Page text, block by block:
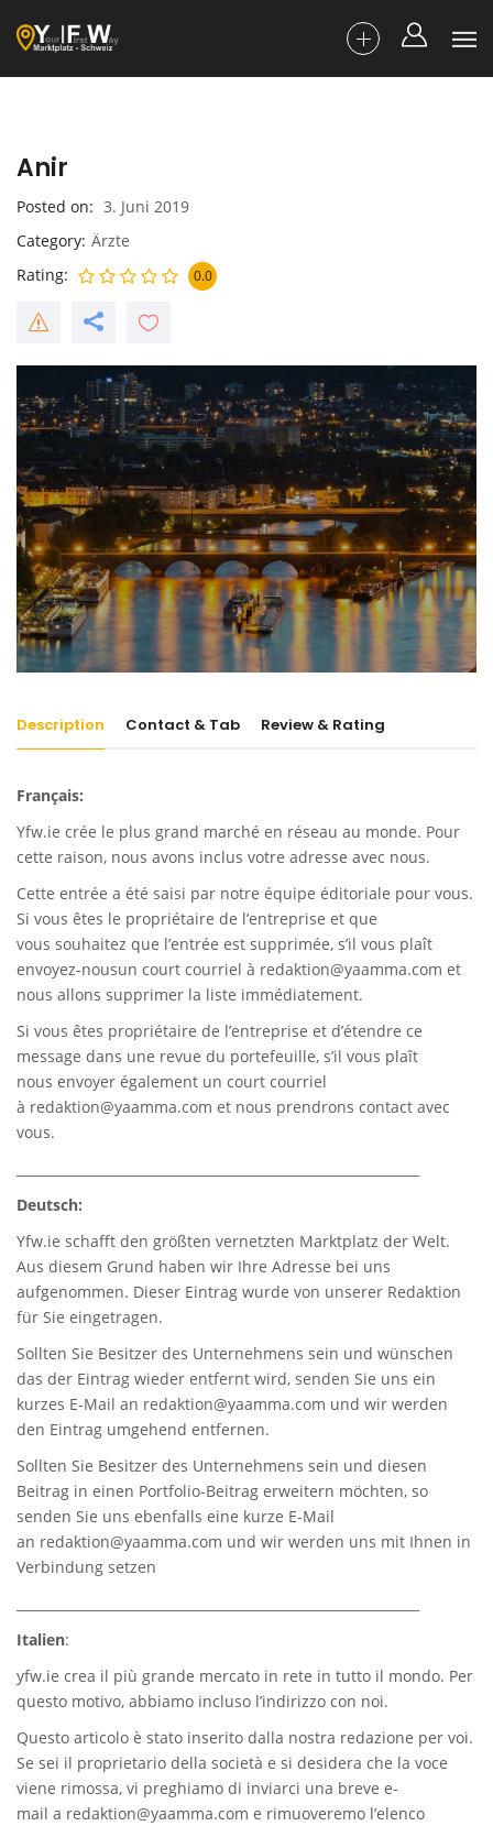
Anir
Posted on
3. Juni 2019
Category Ärzte
Rating
0.0
Description Contact & Tab Review & Rating
Français:
Yfw.ie crée le plus grand marché en réseau au monde. Pour
cette raison, nous avons inclus votre adresse avec nous.
Cette entrée a été saisi par notre équipe éditoriale pour vous.
Si vous êtes le propriétaire de l’entreprise et que
vous souhaitez que l’entrée est supprimée, s’il vous plaît
envoyez-nousun court courriel à redaktion@yaamma.com et
nous allons supprimer la liste immédiatement.
Si vous êtes propriétaire de l’entreprise et d’étendre ce
message dans une revue du portefeuille, s’il vous plaît
nous envoyer également un court courriel
à redaktion@yaamma.com et nous prendrons contact avec
vous.
Deutsch:
Yfw.ie schafft den größten vernetzten Marktplatz der Welt.
Aus diesem Grund haben wir Ihre Adresse bei uns
aufgenommen. Dieser Eintrag wurde von unserer Redaktion
für Sie eingetragen.
Sollten Sie Besitzer des Unternehmens sein und wünschen
das der Eintrag wieder entfernt wird, senden Sie uns ein
kurzes E-Mail an redaktion@yaamma.com und wir werden
den Eintrag umgehend entfernen.
Sollten Sie Besitzer des Unternehmens sein und diesen
Beitrag in einen Portfolio-Beitrag erweitern möchten, so
senden Sie uns ebenfalls eine kurze E-Mail
an redaktion@yaamma.com und wir werden uns mit Ihnen in
Verbindung setzen
Italien:
yfw.ie crea il più grande mercato in rete in tutto il mondo. Per
questo motivo, abbiamo incluso l’indirizzo con noi.
Questo articolo è stato inserito dalla nostra redazione per voi.
Se sei il proprietario della società e si desidera che la voce
viene rimossa, vi preghiamo di inviarci una breve e-
mail a redaktion@yaamma.com e rimuoveremo l’elenco